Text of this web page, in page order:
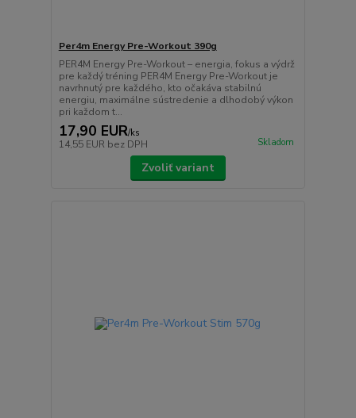
Per4m Energy Pre-Workout 390g
PER4M Energy Pre-Workout – energia, fokus a výdrž
pre každý tréning PER4M Energy Pre-Workout je
navrhnutý pre každého, kto očakáva stabilnú
energiu, maximálne sústredenie a dlhodobý výkon
pri každom t...
17,90 EUR/ks
14,55 EUR bez DPH Skladom
Zvoliť variant